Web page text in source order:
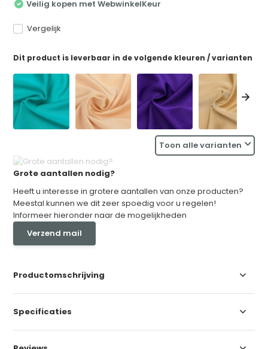
Veilig kopen met WebwinkelKeur
Vergelijk
Dit product is leverbaar in de volgende kleuren / varianten
Toon alle varianten
Grote aantallen nodig?
Heeft u interesse in grotere aantallen van onze producten?
Meestal kunnen we dit zeer spoedig voor u regelen!
Informeer hieronder naar de mogelijkheden
Verzend mail
Productomschrijving
Specificaties